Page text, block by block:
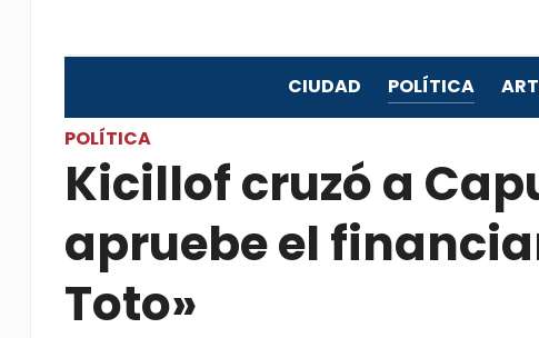
CIUDAD POLÍTICA
POLÍTICA
Kicillof cruzó a
apruebe el
Toto»